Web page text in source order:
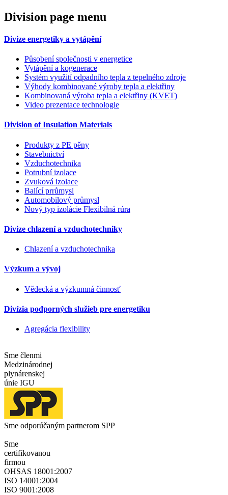
Division page menu
Divize energetiky a vytápění
Působení společnosti v energetice
Vytápění a kogenerace
Systém využití odpadního tepla z tepelného zdroje
Výhody kombinované výroby tepla a elektřiny
Kombinovaná výroba tepla a elektřiny (KVET)
Video prezentace technologie
Division of Insulation Materials
Produkty z PE pěny
Stavebnictví
Vzduchotechnika
Potrubní izolace
Zvuková izolace
Balící prrůmysl
Automobilový průmysl
Nový typ izolácie Flexibilná rúra
Divize chlazení a vzduchotechniky
Chlazení a vzduchotechnika
Výzkum a vývoj
Vědecká a výzkumná činnosť
Divízia podporných služieb pre energetiku
Agregácia flexibility
Sme členmi
Medzinárodnej
plynárenskej
únie IGU
Sme odporúčaným partnerom SPP
Sme
certifikovanou
firmou
OHSAS 18001:2007
ISO 14001:2004
ISO 9001:2008